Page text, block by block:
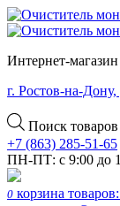
Интернет-
г. Ростов-на-
Поиск товаров
+7 (863) 285-51-65
ПН-ПТ: с 9:00 до
0 корзина товаров: